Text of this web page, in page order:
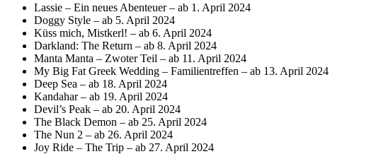
Lassie – Ein neues Abenteuer – ab 1. April 2024
Doggy Style – ab 5. April 2024
Küss mich, Mistkerl! – ab 6. April 2024
Darkland: The Return – ab 8. April 2024
Manta Manta – Zwoter Teil – ab 11. April 2024
My Big Fat Greek Wedding – Familientreffen – ab 13. April 2024
Deep Sea – ab 18. April 2024
Kandahar – ab 19. April 2024
Devil’s Peak – ab 20. April 2024
The Black Demon – ab 25. April 2024
The Nun 2 – ab 26. April 2024
Joy Ride – The Trip – ab 27. April 2024